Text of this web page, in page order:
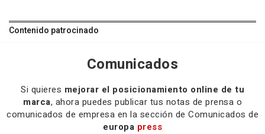
Contenido patrocinado
Comunicados
Si quieres mejorar el posicionamiento online de tu
marca, ahora puedes publicar tus notas de prensa o
comunicados de empresa en la sección de Comunicados de
europa press